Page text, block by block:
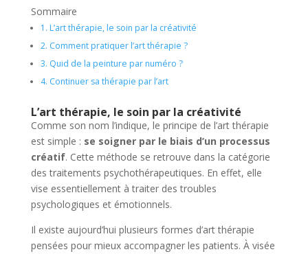
Sommaire
1. L’art thérapie, le soin par la créativité
2. Comment pratiquer l’art thérapie ?
3. Quid de la peinture par numéro ?
4. Continuer sa thérapie par l’art
L’art thérapie, le soin par la créativité
Comme son nom l’indique, le principe de l’art thérapie
est simple : se soigner par le biais d’un processus
créatif. Cette méthode se retrouve dans la catégorie
des traitements psychothérapeutiques. En effet, elle
vise essentiellement à traiter des troubles
psychologiques et émotionnels.
Il existe aujourd’hui plusieurs formes d’art thérapie
pensées pour mieux accompagner les patients. À visée